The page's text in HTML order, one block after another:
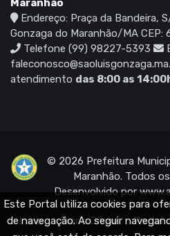
Este Portal utiliza cookies para
de navegação. Ao seguir
Maranhão
Endereço: Praça da Bandeira,
Gonzaga do Maranhão/MA CEP:
Telefone (99) 98227-5393
atendimento das 8:00 as
© 2026 Prefeitura
Maranhão. Todos
Desenvolvido por
Início Diário Oficial Portal